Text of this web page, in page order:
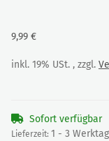
9,99 €
inkl. 19% USt. , zzgl.
Sofort verfügbar
Lieferzeit: 1 - 3